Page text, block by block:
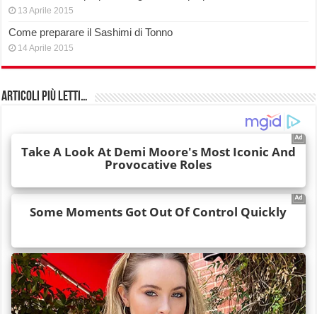
13 Aprile 2015
Come preparare il Sashimi di Tonno
14 Aprile 2015
Articoli più Letti…